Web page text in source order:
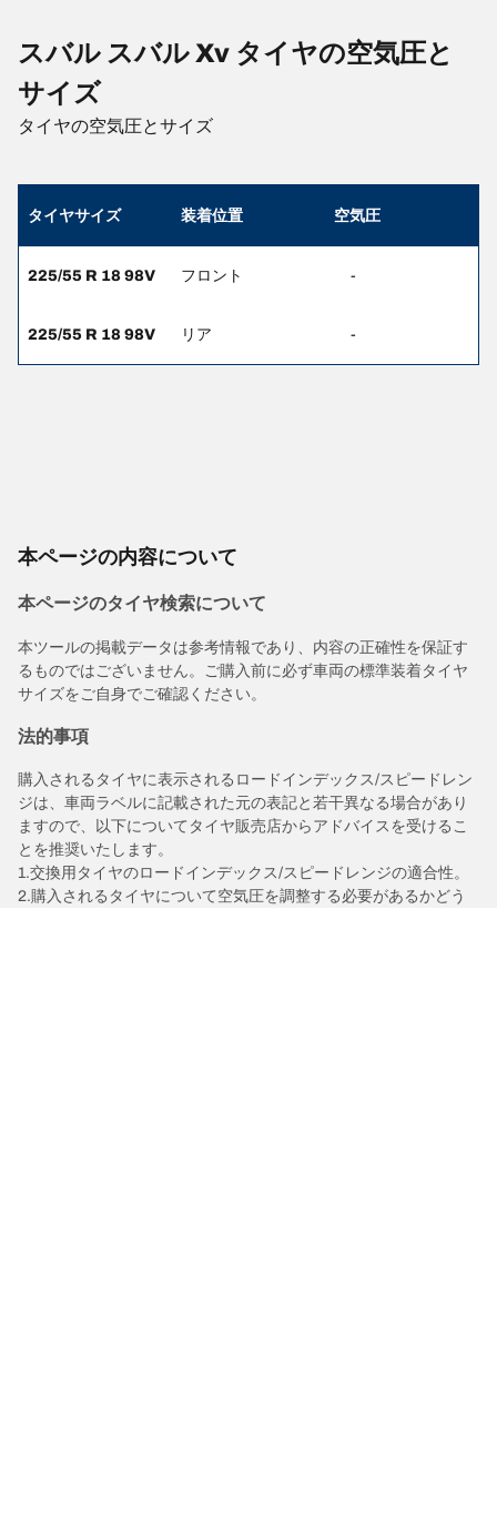
スバル スバル Xv タイヤの空気圧と
サイズ
タイヤの空気圧とサイズ
タイヤサイズ 装着位置 空気圧
225/55 R 18 98V フロント -
225/55 R 18 98V リア -
本ページの内容について
本ページのタイヤ検索について
本ツールの掲載データは参考情報であり、内容の正確性を保証す
るものではございません。ご購入前に必ず車両の標準装着タイヤ
サイズをご自身でご確認ください。
法的事項
購入されるタイヤに表示されるロードインデックス/スピードレン
ジは、車両ラベルに記載された元の表記と若干異なる場合があり
ますので、以下についてタイヤ販売店からアドバイスを受けるこ
とを推奨いたします。
1.交換用タイヤのロードインデックス/スピードレンジの適合性。
2.購入されるタイヤについて空気圧を調整する必要があるかどう